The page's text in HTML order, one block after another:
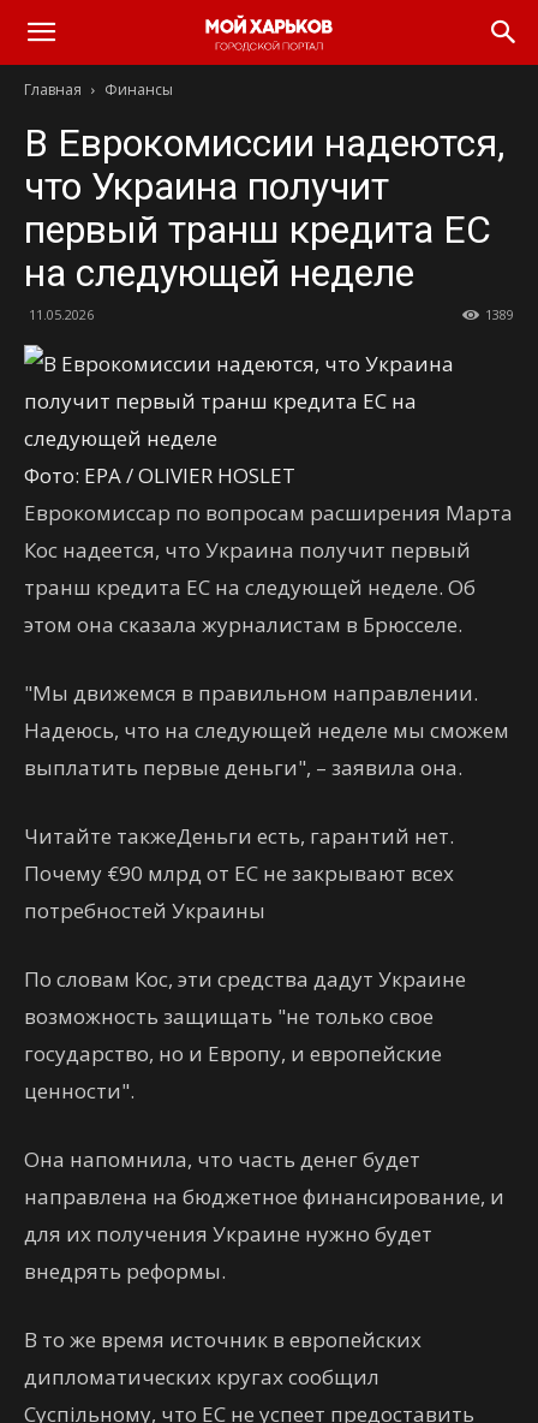
Главная Финансы
В Еврокомиссии надеются,
что Украина получит
первый транш кредита ЕС
на следующей неделе
11.05.2026 1389
Фото: EPA / OLIVIER HOSLET
Еврокомиссар по вопросам расширения Марта
Кос надеется, что Украина получит первый
транш кредита ЕС на следующей неделе. Об
этом она сказала журналистам в Брюсселе.
"Мы движемся в правильном направлении.
Надеюсь, что на следующей неделе мы сможем
выплатить первые деньги", – заявила она.
Читайте такжеДеньги есть, гарантий нет.
Почему €90 млрд от ЕС не закрывают всех
потребностей Украины
По словам Кос, эти средства дадут Украине
возможность защищать "не только свое
государство, но и Европу, и европейские
ценности".
Она напомнила, что часть денег будет
направлена на бюджетное финансирование, и
для их получения Украине нужно будет
внедрять реформы.
В то же время источник в европейских
дипломатических кругах сообщил
Суспільному, что ЕС не успеет предоставить